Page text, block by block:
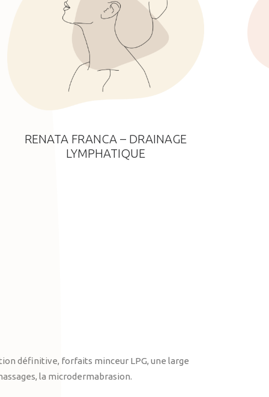
RENATA FRANCA – DRAINAGE
LYMPHATIQUE
définitive, forfaits minceur LPG, une large
la microdermabrasion.